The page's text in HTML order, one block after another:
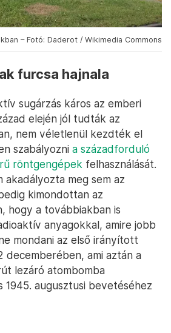
– Fotó: Daderot / Wikimedia Commons
furcsa hajnala
sugárzás káros az emberi
elején jól tudták az
nem véletlenül kezdték el
szabályozni a századforduló
röntgengépek felhasználását.
akadályozta meg sem az
kimondottan az
hogy a továbbiakban is
anyagokkal, amire jobb
mondani az első irányított
decemberében, ami aztán a
lezáró atombomba
1945. augusztusi bevetéséhez